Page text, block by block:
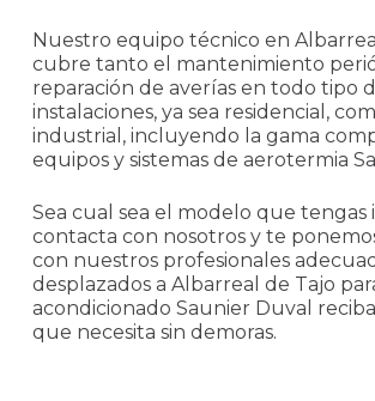
Nuestro equipo técnico en
cubre tanto el mantenimiento
reparación de averías en todo tipo
instalaciones, ya sea residencial,
industrial, incluyendo la gama
equipos y sistemas de aerotermia
Sea cual sea el modelo que tengas
contacta con nosotros y te
con nuestros profesionales
desplazados a Albarreal de Tajo
acondicionado Saunier Duval
que necesita sin demoras.